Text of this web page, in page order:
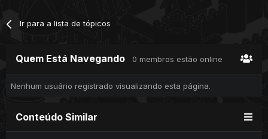
Ir para a lista de tópicos
Quem Está Navegando 0 membros estão online
Nenhum usuário registrado visualizando esta página.
Conteúdo Similar